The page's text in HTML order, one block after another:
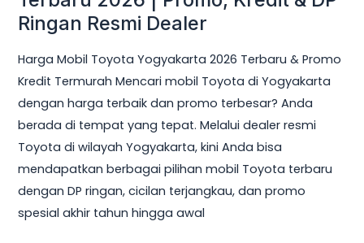
Ringan Resmi Dealer
Harga Mobil Toyota Yogyakarta 2026 Terbaru & Promo
Kredit Termurah Mencari mobil Toyota di Yogyakarta
dengan harga terbaik dan promo terbesar? Anda
berada di tempat yang tepat. Melalui dealer resmi
Toyota di wilayah Yogyakarta, kini Anda bisa
mendapatkan berbagai pilihan mobil Toyota terbaru
dengan DP ringan, cicilan terjangkau, dan promo
spesial akhir tahun hingga awal
Toyota
Terbaru
2026
|
Promo,
Kredit
&
DP
Ringan